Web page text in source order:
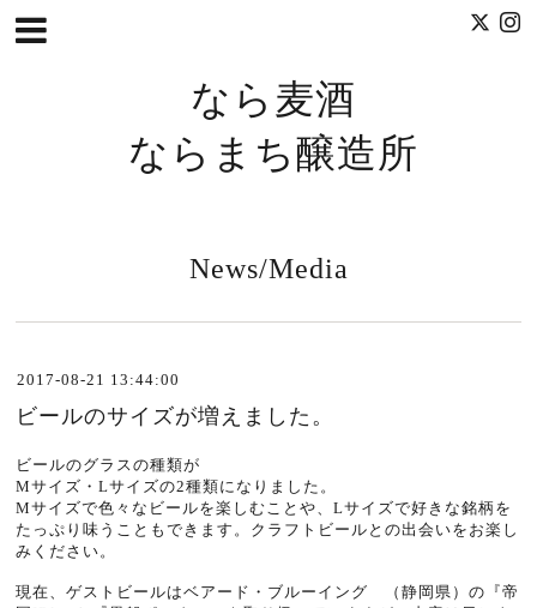
なら麦酒
ならまち醸造所
News/Media
2017-08-21 13:44:00
ビールのサイズが増えました。
ビールのグラスの種類が
Mサイズ・Lサイズの2種類になりました。
Mサイズで色々なビールを楽しむことや、Lサイズで好きな銘柄を
たっぷり味うこともできます。クラフトビールとの出会いをお楽し
みください。
現在、ゲストビールはベアード・ブルーイング （静岡県）の『帝